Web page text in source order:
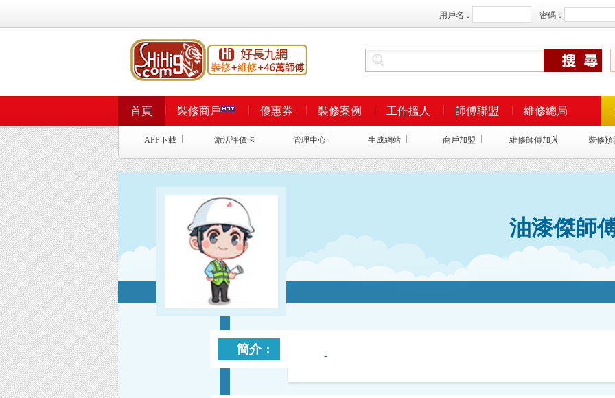
用戶名： 密碼：
首頁 裝修商戶 優惠券 裝修案例 工作搵人 師傅聯盟 維修總局
APP下載 激活評價卡 管理中心 生成網站 商戶加盟 維修師傅加入 裝修預
油漆傑師
簡介： -